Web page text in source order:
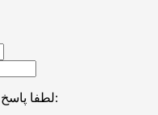
لطفا پاسخ را به عدد انگلیسی وارد کنید: